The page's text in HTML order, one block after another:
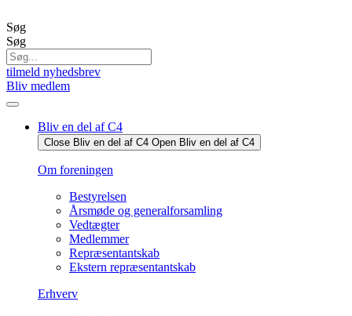
til
indhold
Søg
Søg
tilmeld nyhedsbrev
Bliv medlem
Bliv en del af C4
Close Bliv en del af C4 Open Bliv en del af C4
Om foreningen
Bestyrelsen
Årsmøde og generalforsamling
Vedtægter
Medlemmer
Repræsentantskab
Ekstern repræsentantskab
Erhverv